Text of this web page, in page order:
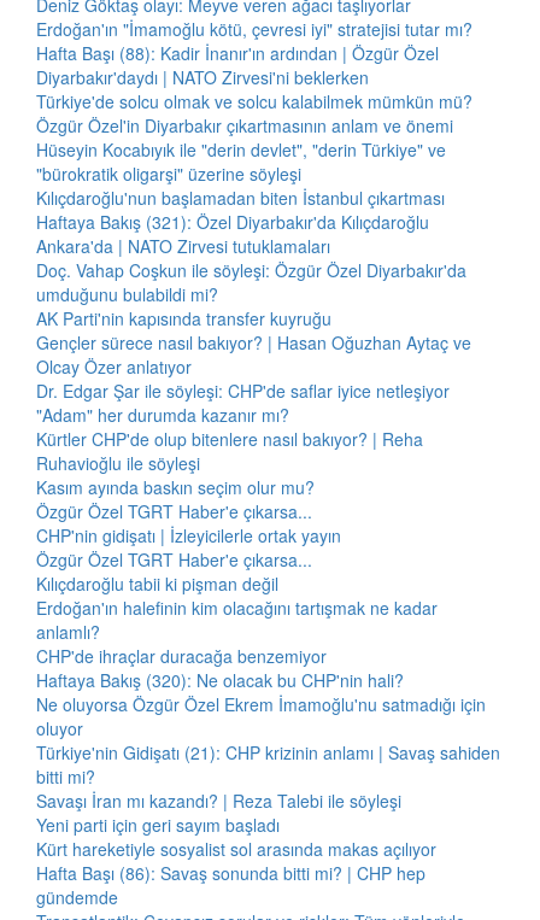
Deniz Göktaş olayı: Meyve veren ağacı taşlıyorlar
Erdoğan'ın "İmamoğlu kötü, çevresi iyi" stratejisi tutar mı?
Hafta Başı (88): Kadir İnanır'ın ardından | Özgür Özel
Diyarbakır'daydı | NATO Zirvesi'ni beklerken
Türkiye'de solcu olmak ve solcu kalabilmek mümkün mü?
Özgür Özel'in Diyarbakır çıkartmasının anlam ve önemi
Hüseyin Kocabıyık ile "derin devlet", "derin Türkiye" ve
"bürokratik oligarşi" üzerine söyleşi
Kılıçdaroğlu'nun başlamadan biten İstanbul çıkartması
Haftaya Bakış (321): Özel Diyarbakır'da Kılıçdaroğlu
Ankara'da | NATO Zirvesi tutuklamaları
Doç. Vahap Coşkun ile söyleşi: Özgür Özel Diyarbakır'da
umduğunu bulabildi mi?
AK Parti'nin kapısında transfer kuyruğu
Gençler sürece nasıl bakıyor? | Hasan Oğuzhan Aytaç ve
Olcay Özer anlatıyor
Dr. Edgar Şar ile söyleşi: CHP'de saflar iyice netleşiyor
"Adam" her durumda kazanır mı?
Kürtler CHP'de olup bitenlere nasıl bakıyor? | Reha
Ruhavioğlu ile söyleşi
Kasım ayında baskın seçim olur mu?
Özgür Özel TGRT Haber'e çıkarsa...
CHP'nin gidişatı | İzleyicilerle ortak yayın
Özgür Özel TGRT Haber'e çıkarsa...
Kılıçdaroğlu tabii ki pişman değil
Erdoğan'ın halefinin kim olacağını tartışmak ne kadar
anlamlı?
CHP'de ihraçlar duracağa benzemiyor
Haftaya Bakış (320): Ne olacak bu CHP'nin hali?
Ne oluyorsa Özgür Özel Ekrem İmamoğlu'nu satmadığı için
oluyor
Türkiye'nin Gidişatı (21): CHP krizinin anlamı | Savaş sahiden
bitti mi?
Savaşı İran mı kazandı? | Reza Talebi ile söyleşi
Yeni parti için geri sayım başladı
Kürt hareketiyle sosyalist sol arasında makas açılıyor
Hafta Başı (86): Savaş sonunda bitti mi? | CHP hep
gündemde